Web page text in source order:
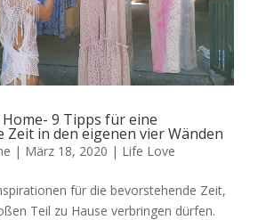
Home- 9 Tipps für eine
Zeit in den eigenen vier Wänden
| März 18, 2020 | Life Love
für die bevorstehende Zeit,
Teil zu Hause verbringen dürfen.